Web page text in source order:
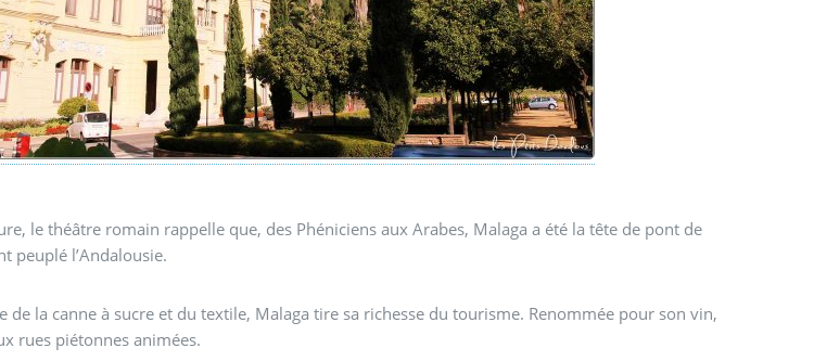
le théâtre romain rappelle que, des Phéniciens aux Arabes, Malaga a été la tête de pont de
peuplé l’Andalousie.
de la canne à sucre et du textile, Malaga tire sa richesse du tourisme. Renommée pour son vin,
rues piétonnes animées.